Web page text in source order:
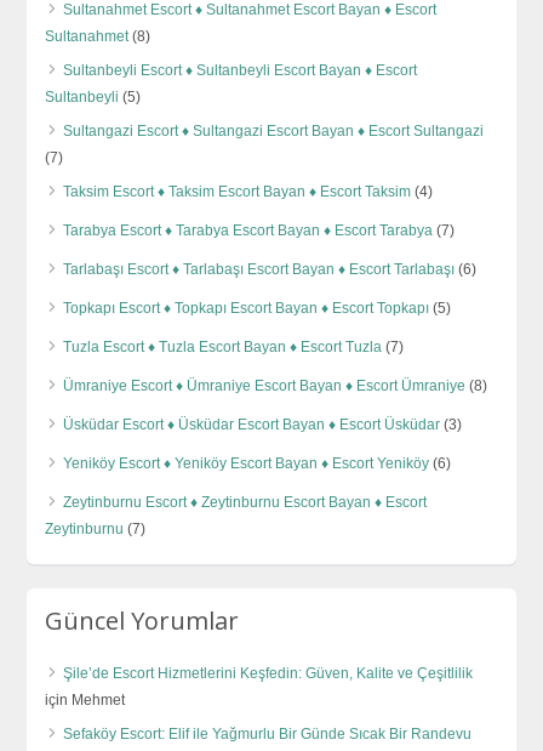
Sultanahmet Escort ♦️ Sultanahmet Escort Bayan ♦️ Escort
Sultanahmet(8)
Sultanbeyli Escort ♦️ Sultanbeyli Escort Bayan ♦️ Escort
Sultanbeyli (5)
Sultangazi Escort ♦️ Sultangazi Escort Bayan ♦️ Escort Sultangazi
(7)
Taksim Escort ♦️ Taksim Escort Bayan ♦️ Escort Taksim (4)
Tarabya Escort ♦️ Tarabya Escort Bayan ♦️ Escort Tarabya (7)
Tarlabaşı Escort ♦️ Tarlabaşı Escort Bayan ♦️ Escort Tarlabaşı (6)
Topkapı Escort ♦️ Topkapı Escort Bayan ♦️ Escort Topkapı (5)
Tuzla Escort ♦️ Tuzla Escort Bayan ♦️ Escort Tuzla (7)
Ümraniye Escort ♦️ Ümraniye Escort Bayan ♦️ Escort Ümraniye (8)
Üsküdar Escort ♦️ Üsküdar Escort Bayan ♦️ Escort Üsküdar (3)
Yeniköy Escort ♦️ Yeniköy Escort Bayan ♦️ Escort Yeniköy (6)
Zeytinburnu Escort ♦️ Zeytinburnu Escort Bayan ♦️ Escort
Zeytinburnu (7)
Güncel Yorumlar
Şile’de Escort Hizmetlerini Keşfedin: Güven, Kalite ve Çeşitlilik
için Mehmet
Sefaköy Escort: Elif ile Yağmurlu Bir Günde Sıcak Bir Randevu